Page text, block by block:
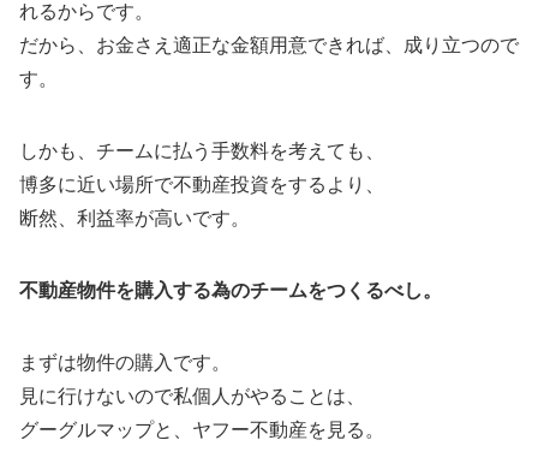
れるからです。
だから、お金さえ適正な金額用意できれば、成り立つので
す。
しかも、チームに払う手数料を考えても、
博多に近い場所で不動産投資をするより、
断然、利益率が高いです。
不動産物件を購入する為のチームをつくるべし。
まずは物件の購入です。
見に行けないので私個人がやることは、
グーグルマップと、ヤフー不動産を見る。